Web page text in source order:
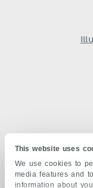
This website uses
We use cookies to
media features and
information about